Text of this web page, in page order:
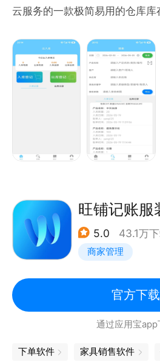
云服务的一款极简易用的仓库库
出入库管理系统，APP、PC、
的访问，多端数据共通。企业可
是装在口袋里的库存管家。
功能简单易用好上手，性价比
零售商、微商、超市、个体户等
2、商品的库存盘点
3、商品的库存预警
4、商品出入库数量、金额和利
5、扫码出库和入库
7、出入库数据和库存数据导出
8、...
【联系我们】
旺铺记账服
5.0 43.1万
商家管理
官方下载
通过应用宝app
下单软件 家具销售软件